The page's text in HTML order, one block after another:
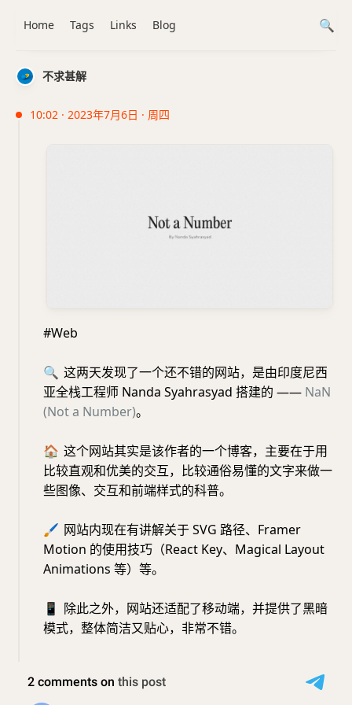
不求甚解
10:02 · 2023年7月6日 · 周四
#Web
🔍 这两天发现了一个还不错的网站，是由印度尼西
亚全栈工程师 Nanda Syahrasyad 搭建的 —— NaN
(Not a Number)。
🏠 这个网站其实是该作者的一个博客，主要在于用
比较直观和优美的交互，比较通俗易懂的文字来做一
些图像、交互和前端样式的科普。
🖌️ 网站内现在有讲解关于 SVG 路径、Framer
Motion 的使用技巧（React Key、Magical Layout
Animations 等）等。
📱 除此之外，网站还适配了移动端，并提供了黑暗
模式，整体简洁又贴心，非常不错。
Home Tags Links Blog